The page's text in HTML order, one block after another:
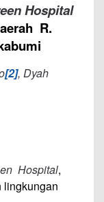
Hospital
R.
[2], Dyah
Hospital,